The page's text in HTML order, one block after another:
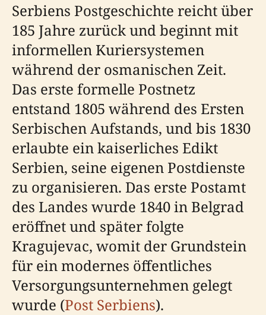
Serbiens Postgeschichte reicht über
185 Jahre zurück und beginnt mit
informellen Kuriersystemen
während der osmanischen Zeit.
Das erste formelle Postnetz
entstand 1805 während des Ersten
Serbischen Aufstands, und bis 1830
erlaubte ein kaiserliches Edikt
Serbien, seine eigenen Postdienste
zu organisieren. Das erste Postamt
des Landes wurde 1840 in Belgrad
eröffnet und später folgte
Kragujevac, womit der Grundstein
für ein modernes öffentliches
Versorgungsunternehmen gelegt
wurde (Post Serbiens).